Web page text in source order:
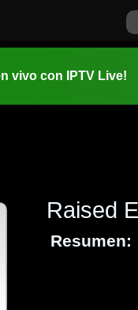
vivo con IPTV Live!
Raised
Resumen: